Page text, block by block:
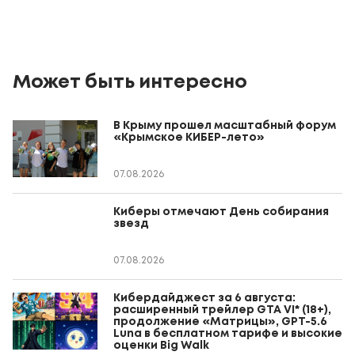
Может быть интересно
В Крыму прошел масштабный форум
«Крымское КИБЕР-лето»
07.08.2026
Киберы отмечают День собирания
звезд
07.08.2026
Кибердайджест за 6 августа:
расширенный трейлер GTA VI* (18+),
продолжение «Матрицы», GPT-5.6
Luna в бесплатном тарифе и высокие
оценки Big Walk